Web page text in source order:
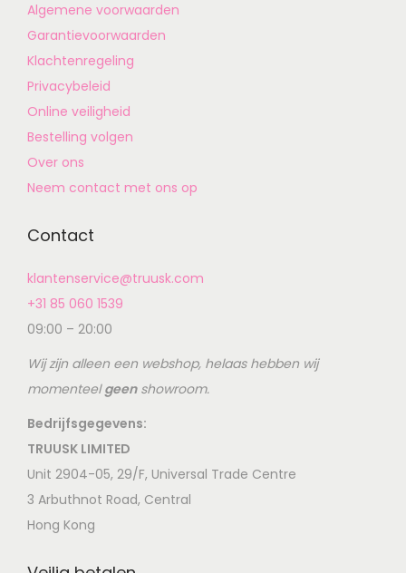
Algemene voorwaarden
Garantievoorwaarden
Klachtenregeling
Privacybeleid
Online veiligheid
Bestelling volgen
Over ons
Neem contact met ons op
Contact
klantenservice@truusk.com
+31 85 060 1539
09:00 – 20:00
Wij zijn alleen een webshop, helaas hebben wij
momenteelgeenshowroom.
Bedrijfsgegevens:
TRUUSK LIMITED
Unit 2904-05, 29/F, Universal Trade Centre
3 Arbuthnot Road, Central
Hong Kong